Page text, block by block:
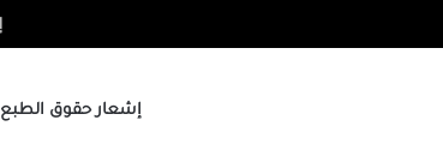
إشعار حقوق الطبع